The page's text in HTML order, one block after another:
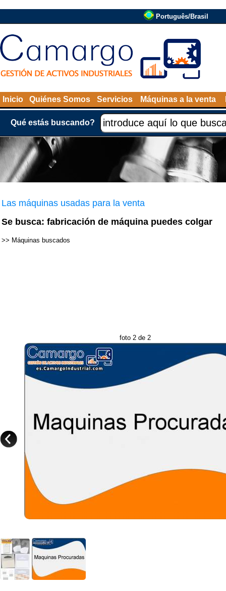
Português/Brasil
Inicio Quiénes Somos Servicios Máquinas a la venta
Qué estás buscando?
Las máquinas usadas para la venta
Se busca: fabricación de máquina puedes colgar
>> Máquinas buscados
foto 2 de 2